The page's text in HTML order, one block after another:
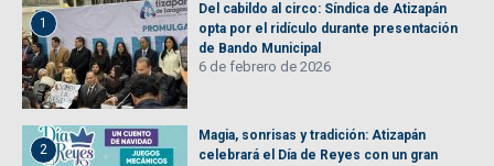
1
Del cabildo al circo: Síndica de Atizapán
opta por el ridículo durante presentación
de Bando Municipal
6 de febrero de 2026
2
Magia, sonrisas y tradición: Atizapán
celebrará el Día de Reyes con un gran